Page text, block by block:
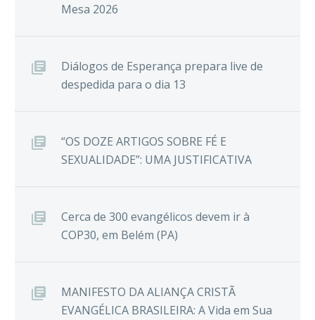
Mesa 2026
Diálogos de Esperança prepara live de
despedida para o dia 13
“OS DOZE ARTIGOS SOBRE FÉ E
SEXUALIDADE”: UMA JUSTIFICATIVA
Cerca de 300 evangélicos devem ir à
COP30, em Belém (PA)
MANIFESTO DA ALIANÇA CRISTÃ
EVANGÉLICA BRASILEIRA: A Vida em Sua